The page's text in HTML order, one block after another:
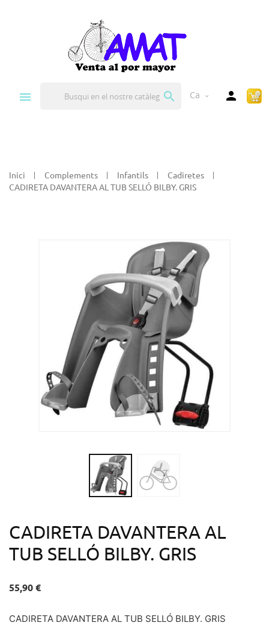
 Ca expand_more 
Inici Complements Infantils
Cadiretes
CADIRETA DAVANTERA AL TUB SELLÓ BILBY. GRIS
CADIRETA DAVANTERA AL
TUB SELLÓ BILBY. GRIS
55,90 €
CADIRETA DAVANTERA AL TUB SELLÓ BILBY. GRIS